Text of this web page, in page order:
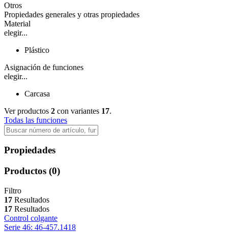
Otros
Propiedades generales y otras propiedades
Material
elegir...
Plástico
Asignación de funciones
elegir...
Carcasa
Ver productos 2 con variantes 17.
Todas las funciones
Propiedades
Productos (0)
Filtro
17 Resultados
17 Resultados
Control colgante
Serie 46: 46-457.1418